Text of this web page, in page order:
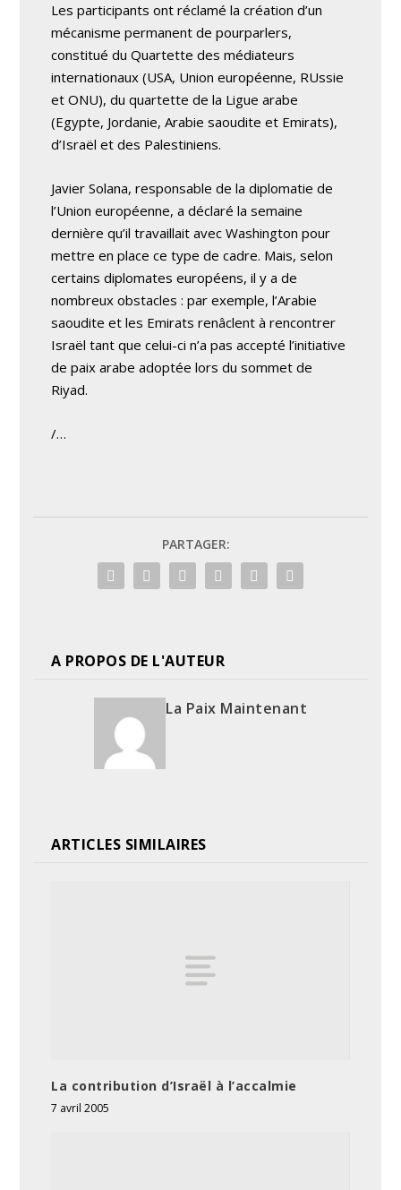
Les participants ont réclamé la création d’un
mécanisme permanent de pourparlers,
constitué du Quartette des médiateurs
internationaux (USA, Union européenne, RUssie
et ONU), du quartette de la Ligue arabe
(Egypte, Jordanie, Arabie saoudite et Emirats),
d’Israël et des Palestiniens.
Javier Solana, responsable de la diplomatie de
l’Union européenne, a déclaré la semaine
dernière qu’il travaillait avec Washington pour
mettre en place ce type de cadre. Mais, selon
certains diplomates européens, il y a de
nombreux obstacles : par exemple, l’Arabie
saoudite et les Emirats renâclent à rencontrer
Israël tant que celui-ci n’a pas accepté l’initiative
de paix arabe adoptée lors du sommet de
Riyad.
/…
PARTAGER:
A PROPOS DE L'AUTEUR
La Paix Maintenant
ARTICLES SIMILAIRES
La contribution d’Israël à l’accalmie
7 avril 2005